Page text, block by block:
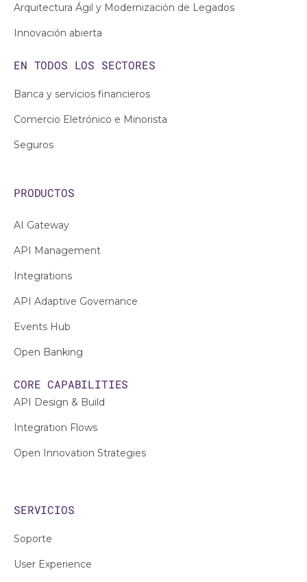
Arquitectura Ágil y Modernización de Legados
Innovación abierta
EN TODOS LOS SECTORES
Banca y servicios financieros
Comercio Eletrónico e Minorista
Seguros
PRODUCTOS
AI Gateway
API Management
Integrations
API Adaptive Governance
Events Hub
Open Banking
CORE CAPABILITIES
API Design & Build
Integration Flows
Open Innovation Strategies
SERVICIOS
Soporte
User Experience